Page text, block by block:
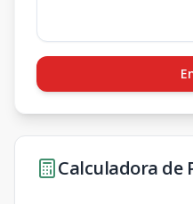
Calculadora de